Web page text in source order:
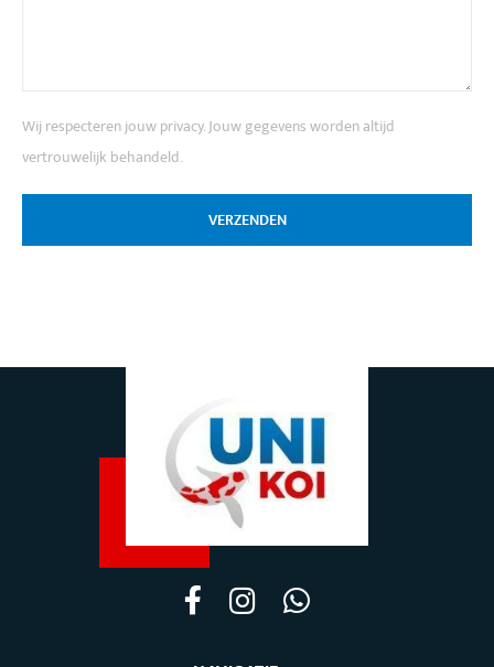
Wij respecteren jouw privacy. Jouw gegevens worden altijd
vertrouwelijk behandeld.
VERZENDEN